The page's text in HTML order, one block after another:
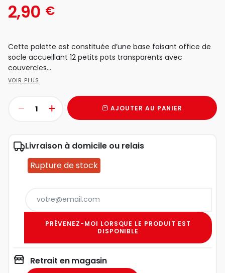
2,90 €
Cette palette est constituée d’une base faisant office de
socle accueillant 12 petits pots transparents avec
couvercles...
VOIR PLUS
AJOUTER AU PANIER
Livraison à domicile ou relais
Rupture de stock
PRÉVENEZ-MOI LORSQUE LE PRODUIT EST
DISPONIBLE
Retrait en magasin